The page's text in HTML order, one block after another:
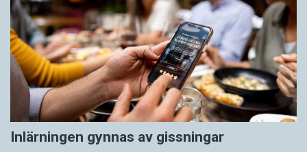
Inlärningen gynnas av gissningar